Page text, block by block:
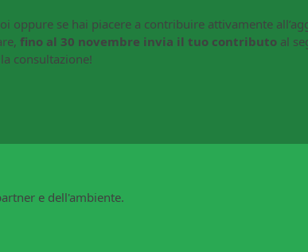
oppure se hai piacere a contribuire attivamente
fino al 30 novembre invia il tuo contributo al
consultazione!
e dell'ambiente.